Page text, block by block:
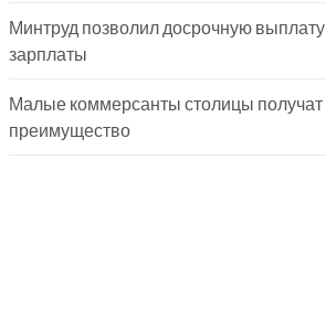
Минтруд позволил досрочную выплату
зарплаты
Малые коммерсанты столицы получат
преимущество